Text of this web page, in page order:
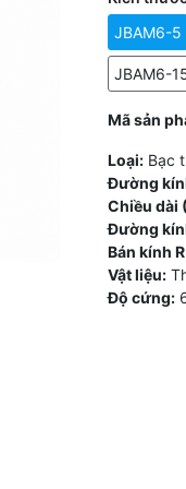
JBAM6-5
JBAM6-
Mã sản
Loại: Bạc
Đường
Chiều dài
Đường
Bán kính
Vật liệu:
Độ cứng: